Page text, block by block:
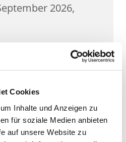
Cookies
Inhalte und Anzeigen zu
für soziale Medien anbieten
auf unsere Website zu
2026,
74,